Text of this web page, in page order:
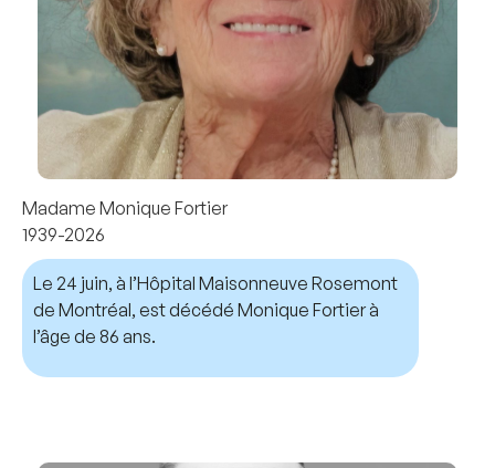
Madame Monique Fortier
1939-2026
Le 24 juin, à l’Hôpital Maisonneuve Rosemont
de Montréal, est décédé Monique Fortier à
l’âge de 86 ans.